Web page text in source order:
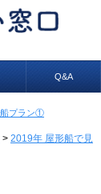
Q&A
船プラン①
> 2019年 屋形船で見